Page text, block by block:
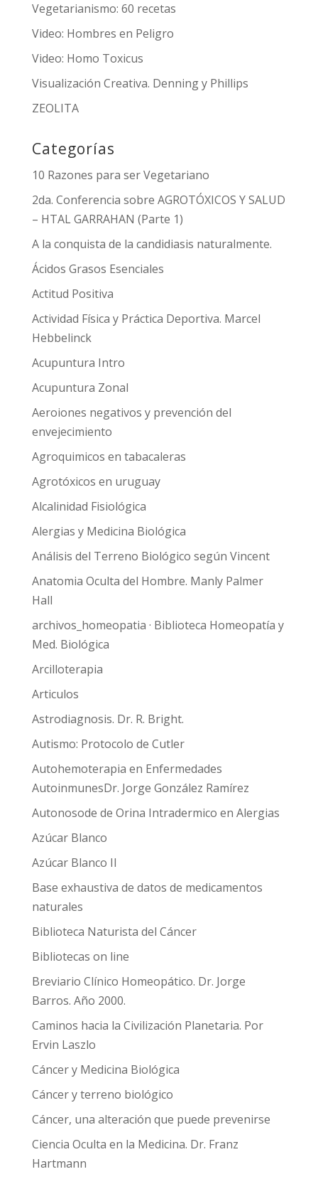
Vegetarianismo: 60 recetas
Video: Hombres en Peligro
Video: Homo Toxicus
Visualización Creativa. Denning y Phillips
ZEOLITA
Categorías
10 Razones para ser Vegetariano
2da. Conferencia sobre AGROTÓXICOS Y SALUD
– HTAL GARRAHAN (Parte 1)
A la conquista de la candidiasis naturalmente.
Ácidos Grasos Esenciales
Actitud Positiva
Actividad Física y Práctica Deportiva. Marcel
Hebbelinck
Acupuntura Intro
Acupuntura Zonal
Aeroiones negativos y prevención del
envejecimiento
Agroquimicos en tabacaleras
Agrotóxicos en uruguay
Alcalinidad Fisiológica
Alergias y Medicina Biológica
Análisis del Terreno Biológico según Vincent
Anatomia Oculta del Hombre. Manly Palmer
Hall
archivos_homeopatia · Biblioteca Homeopatía y
Med. Biológica
Arcilloterapia
Articulos
Astrodiagnosis. Dr. R. Bright.
Autismo: Protocolo de Cutler
Autohemoterapia en Enfermedades
AutoinmunesDr. Jorge González Ramírez
Autonosode de Orina Intradermico en Alergias
Azúcar Blanco
Azúcar Blanco II
Base exhaustiva de datos de medicamentos
naturales
Biblioteca Naturista del Cáncer
Bibliotecas on line
Breviario Clínico Homeopático. Dr. Jorge
Barros. Año 2000.
Caminos hacia la Civilización Planetaria. Por
Ervin Laszlo
Cáncer y Medicina Biológica
Cáncer y terreno biológico
Cáncer, una alteración que puede prevenirse
Ciencia Oculta en la Medicina. Dr. Franz
Hartmann